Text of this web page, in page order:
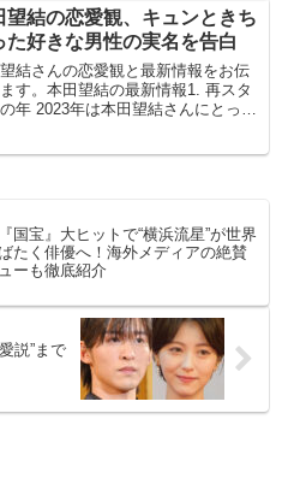
力的な笑顔と自然体な振る舞いで
のファンを魅了してい...
望結の恋愛観、キュンときち
た好きな男性の実名を告白
結さんの恋愛観と最新情報をお伝
す。本田望結の最新情報1. 再スタ
年 2023年は本田望結さんにとって
国宝』大ヒットで“横浜流星”が世界
たく俳優へ！海外メディアの絶賛
ーも徹底紹介
説”まで